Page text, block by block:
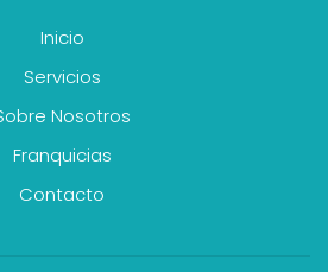
Inicio
Servicios
Nosotros
Franquicias
Contacto